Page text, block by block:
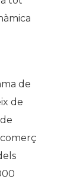
de
de